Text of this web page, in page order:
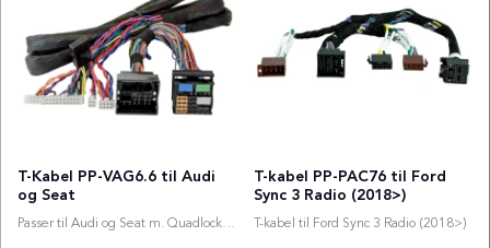
T-Kabel PP-VAG6.6 til Audi
og Seat
Passer til Audi og Seat m. Quadlock, 6 mtr
T-kabel PP-PAC76 til Ford
Sync 3 Radio (2018>)
T-kabel til Ford Sync 3 Radio (2018>)